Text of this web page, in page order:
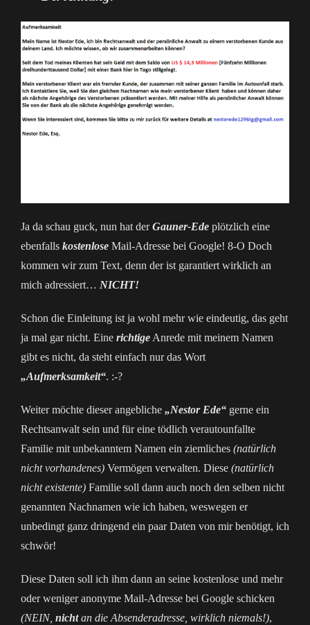
Ja da schau guck, nun hat derGauner-Ede plötzlich eine
ebenfalls kostenlose Mail-Adresse bei Google! 8-O Doch
kommen wir zum Text, denn der ist garantiert wirklich an
mich adressiert… NICHT!
Schon die Einleitung ist ja wohl mehr wie eindeutig, das geht
ja mal gar nicht. Eine richtige Anrede mit meinem Namen
gibt es nicht, da steht einfach nur das Wort
„Aufmerksamkeit“. :-?
Weiter möchte dieser angebliche „Nestor Ede“ gerne ein
Rechtsanwalt sein und für eine tödlich verautounfallte
Familie mit unbekanntem Namen ein ziemliches (natürlich
nicht vorhandenes) Vermögen verwalten. Diese (natürlich
nicht existente) Familie soll dann auch noch den selben nicht
genannten Nachnamen wie ich haben, weswegen er
unbedingt ganz dringend ein paar Daten von mir benötigt, ich
schwör!
Diese Daten soll ich ihm dann an seine kostenlose und mehr
oder weniger anonyme Mail-Adresse bei Google schicken
(NEIN, nichtan die Absenderadresse, wirklich niemals!),